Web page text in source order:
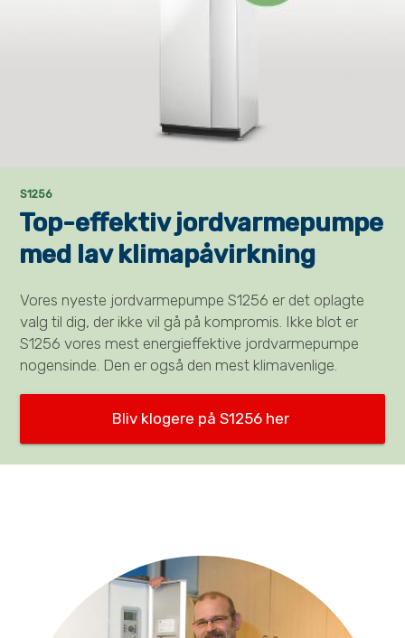
S1256
Top-effektiv jordvarmepumpe
med lav klimapåvirkning
Vores nyeste jordvarmepumpe S1256 er det oplagte
valg til dig, der ikke vil gå på kompromis. Ikke blot er
S1256 vores mest energieffektive jordvarmepumpe
nogensinde. Den er også den mest klimavenlige.
Bliv klogere på S1256 her